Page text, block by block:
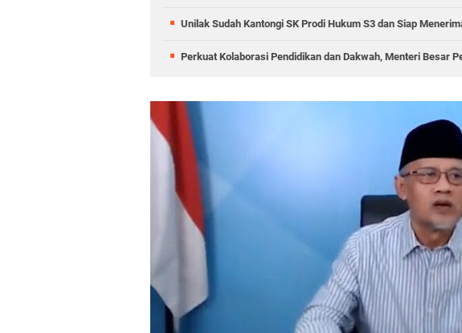
Unilak Sudah Kantongi SK Prodi Hukum S3 dan Siap
Perkuat Kolaborasi Pendidikan dan Dakwah, Menteri Besar